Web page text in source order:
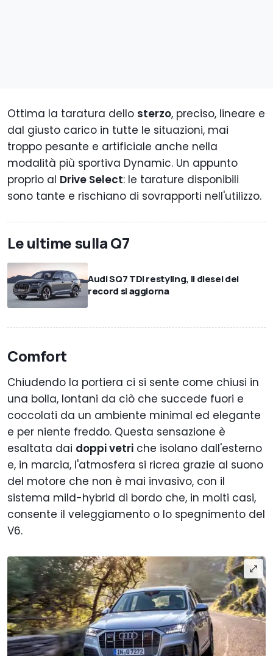
Ottima la taratura dello sterzo, preciso, lineare e
dal giusto carico in tutte le situazioni, mai
troppo pesante e artificiale anche nella
modalità più sportiva Dynamic. Un appunto
proprio al Drive Select: le tarature disponibili
sono tante e rischiano di sovrapporti nell'utilizzo.
Le ultime sulla Q7
Audi SQ7 TDI restyling, il diesel dei
record si aggiorna
Comfort
Chiudendo la portiera ci si sente come chiusi in
una bolla, lontani da ciò che succede fuori e
coccolati da un ambiente minimal ed elegante
e per niente freddo. Questa sensazione è
esaltata dai doppi vetri che isolano dall'esterno
e, in marcia, l'atmosfera si ricrea grazie al suono
del motore che non è mai invasivo, con il
sistema mild-hybrid di bordo che, in molti casi,
consente il veleggiamento o lo spegnimento del
V6.